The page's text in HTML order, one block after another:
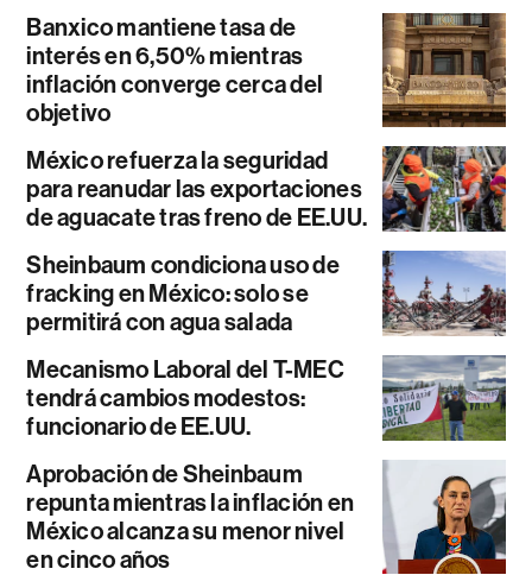
Banxico mantiene tasa de
interés en 6,50% mientras
inflación converge cerca del
objetivo
México refuerza la seguridad
para reanudar las exportaciones
de aguacate tras freno de EE.UU.
Sheinbaum condiciona uso de
fracking en México: solo se
permitirá con agua salada
Mecanismo Laboral del T-MEC
tendrá cambios modestos:
funcionario de EE.UU.
Aprobación de Sheinbaum
repunta mientras la inflación en
México alcanza su menor nivel
en cinco años